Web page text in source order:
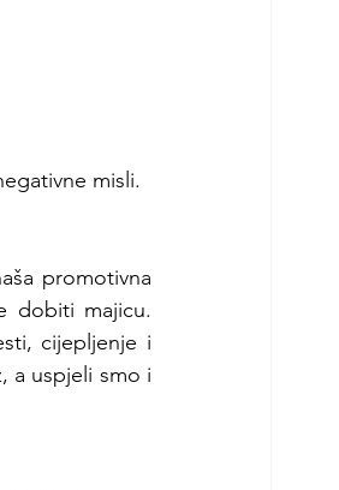
misli.
promotivna
dobiti majicu.
cijepljenje i
a uspjeli smo i